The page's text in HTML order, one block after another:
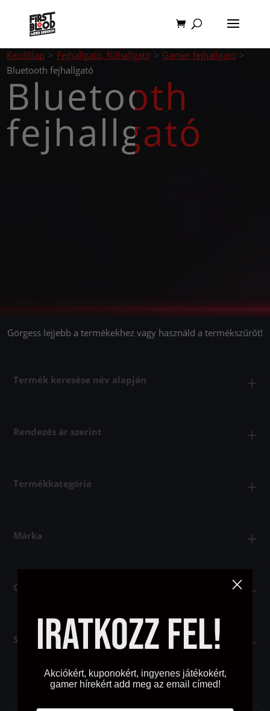
Kezdőlap > Fejhallgató, fülhallgató > Gamer fejhallgató >
Bluetooth fejhallgató
Bluetooth
fejhallgató
Görgess lejjebb a termékekhez vagy használd a termékszűrőt!
Termék keresése név alapján
Rendezés ár szerint
Termékkategória
Márka
Csatlakozó
Szín Iratkozz fel!
Akciókért, kuponokért, ingyenes játékokért,
gamer hírekért add meg az email címed!